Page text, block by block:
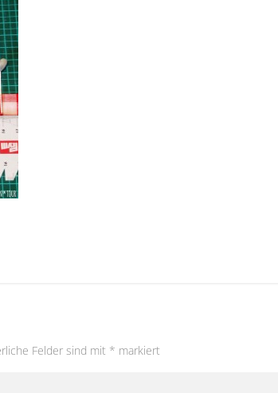
Felder sind mit * markiert